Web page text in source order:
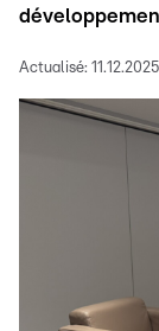
Actualisé: